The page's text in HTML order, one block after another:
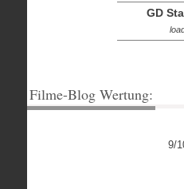
GD
Filme-Blog Wertung:
9/